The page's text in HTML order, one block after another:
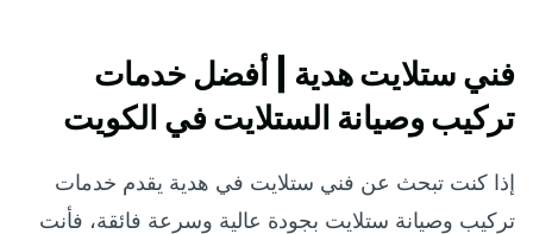
فني ستلايت هدية | أفضل خدمات
تركيب وصيانة الستلايت في الكويت
إذا كنت تبحث عن فني ستلايت في هدية يقدم خدمات
تركيب وصيانة ستلايت بجودة عالية وسرعة فائقة، فأنت